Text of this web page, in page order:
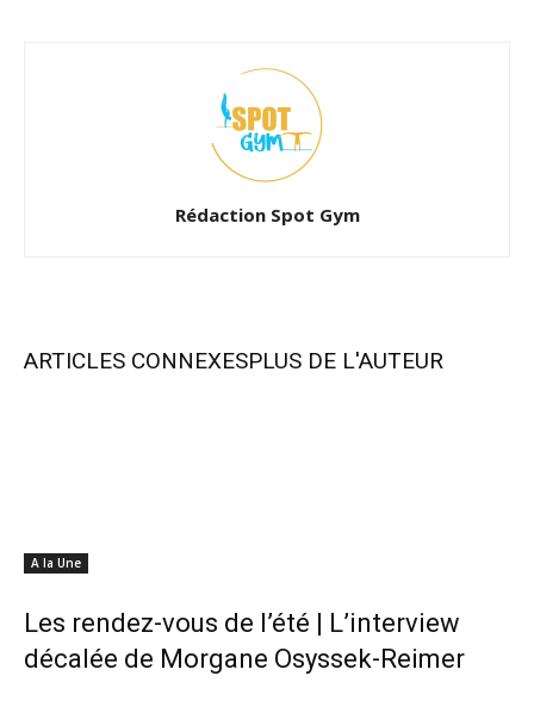
Rédaction Spot Gym
ARTICLES CONNEXESPLUS DE L'AUTEUR
A la Une
Les rendez-vous de l’été | L’interview
décalée de Morgane Osyssek-Reimer